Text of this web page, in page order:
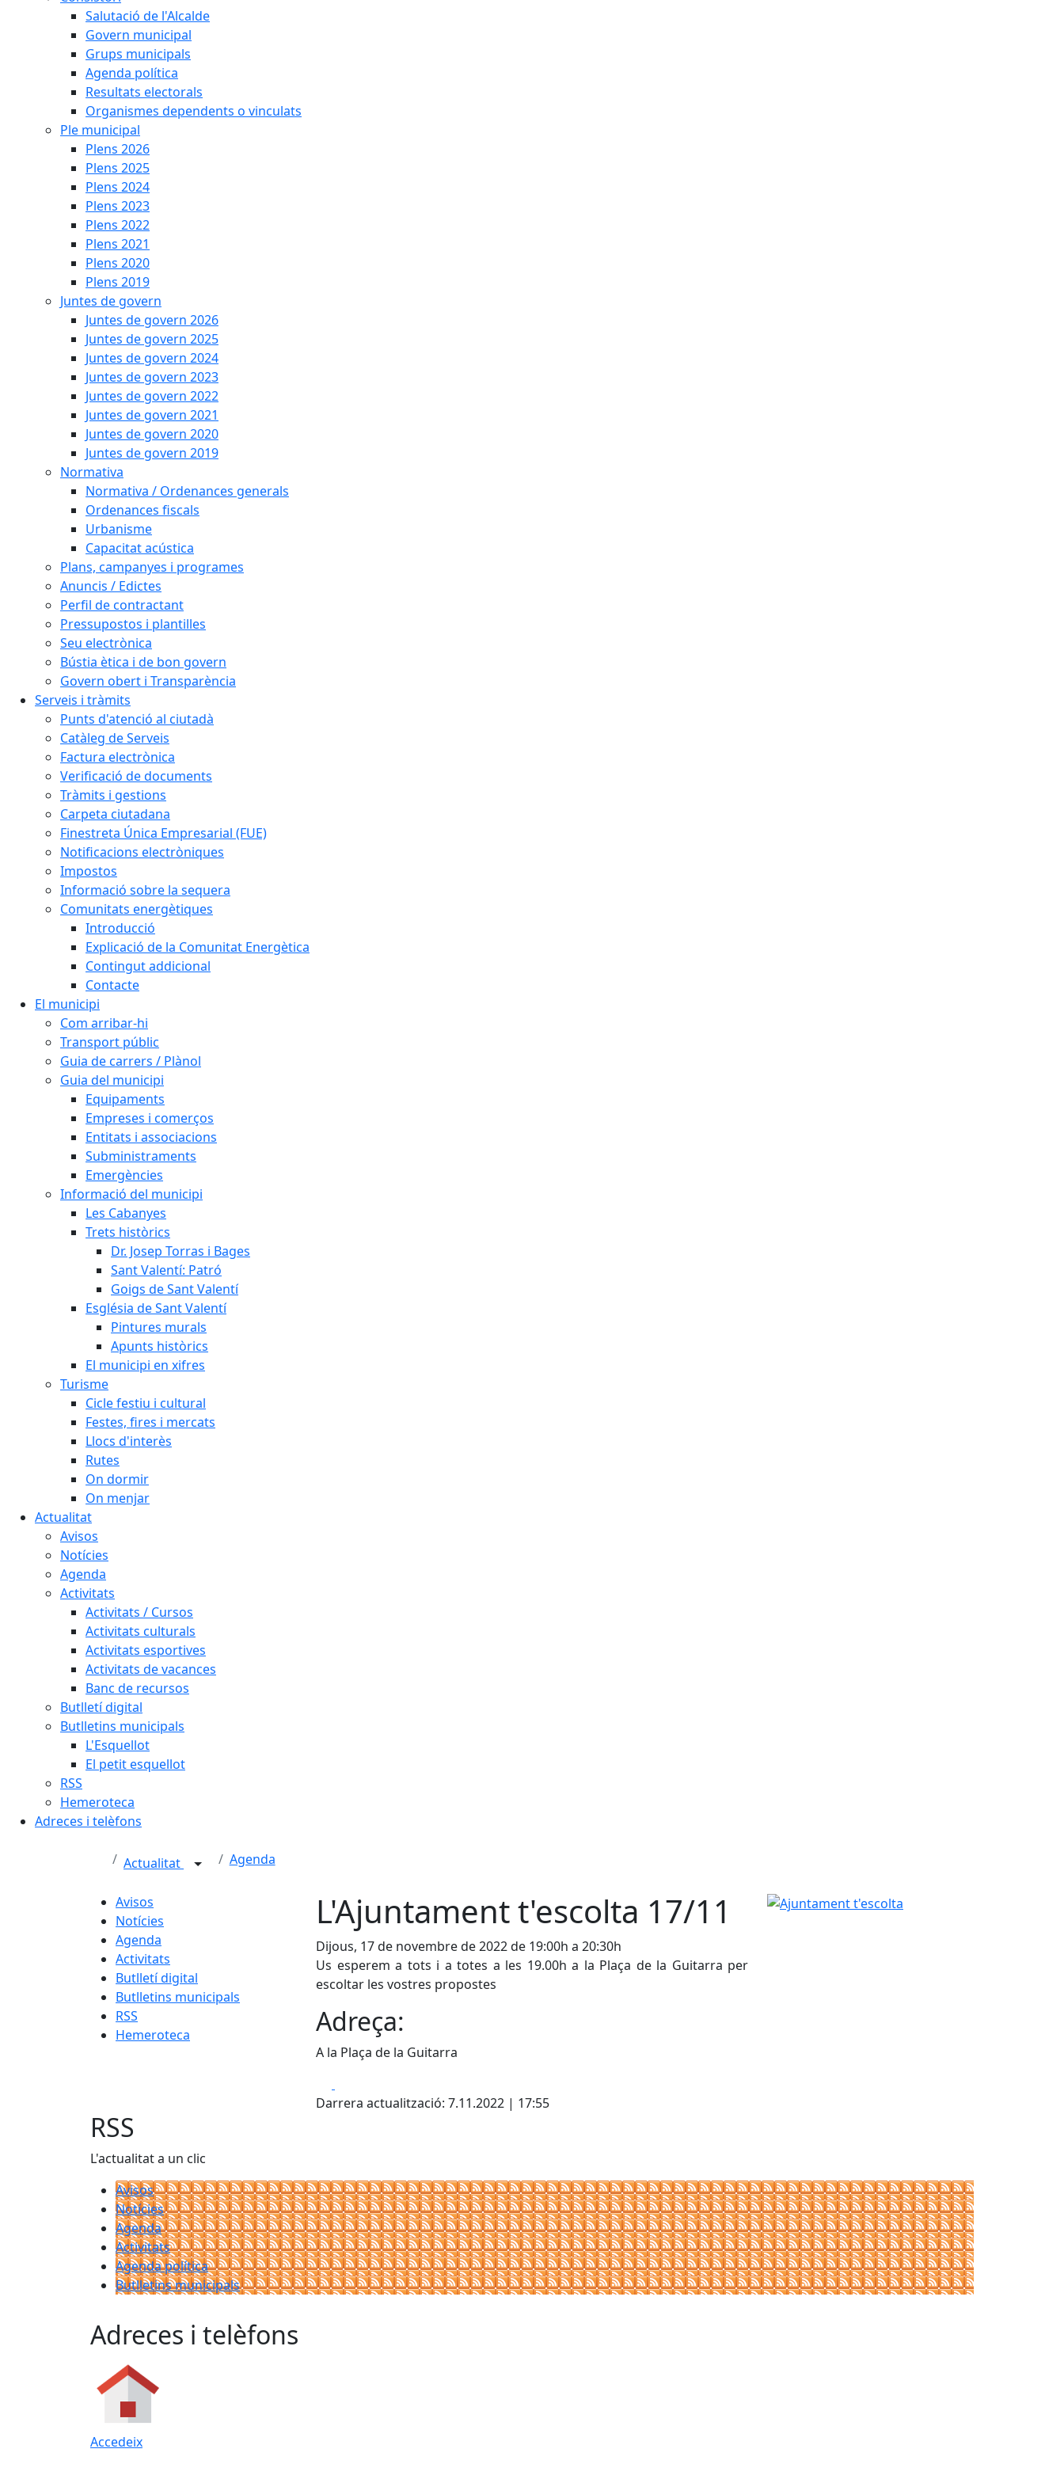
Salutació de l'Alcalde
Govern municipal
Grups municipals
Agenda política
Resultats electorals
Organismes dependents o vinculats
Ple municipal
Plens 2026
Plens 2025
Plens 2024
Plens 2023
Plens 2022
Plens 2021
Plens 2020
Plens 2019
Juntes de govern
Juntes de govern 2026
Juntes de govern 2025
Juntes de govern 2024
Juntes de govern 2023
Juntes de govern 2022
Juntes de govern 2021
Juntes de govern 2020
Juntes de govern 2019
Normativa
Normativa / Ordenances generals
Ordenances fiscals
Urbanisme
Capacitat acústica
Plans, campanyes i programes
Anuncis / Edictes
Perfil de contractant
Pressupostos i plantilles
Seu electrònica
Bústia ètica i de bon govern
Govern obert i Transparència
Serveis i tràmits
Punts d'atenció al ciutadà
Catàleg de Serveis
Factura electrònica
Verificació de documents
Tràmits i gestions
Carpeta ciutadana
Finestreta Única Empresarial (FUE)
Notificacions electròniques
Impostos
Informació sobre la sequera
Comunitats energètiques
Introducció
Explicació de la Comunitat Energètica
Contingut addicional
Contacte
El municipi
Com arribar-hi
Transport públic
Guia de carrers / Plànol
Guia del municipi
Equipaments
Empreses i comerços
Entitats i associacions
Subministraments
Emergències
Informació del municipi
Les Cabanyes
Trets històrics
Dr. Josep Torras i Bages
Sant Valentí: Patró
Goigs de Sant Valentí
Església de Sant Valentí
Pintures murals
Apunts històrics
El municipi en xifres
Turisme
Cicle festiu i cultural
Festes, fires i mercats
Llocs d'interès
Rutes
On dormir
On menjar
Actualitat
Avisos
Notícies
Agenda
Activitats
Activitats / Cursos
Activitats culturals
Activitats esportives
Activitats de vacances
Banc de recursos
Butlletí digital
Butlletins municipals
L'Esquellot
El petit esquellot
RSS
Hemeroteca
Adreces i telèfons
Actualitat Agenda
Avisos
Notícies
Agenda
Activitats
Butlletí digital
Butlletins municipals
RSS
Hemeroteca
L'Ajuntament t'escolta 17/11
Dijous, 17 de novembre de 2022 de 19:00h a 20:30h
Us esperem a tots i a totes a les 19.00h a la Plaça de la Guitarra per
escoltar les vostres propostes
Adreça:
A la Plaça de la Guitarra
Darrera actualització: 7.11.2022 | 17:55
Ajuntament t'escolta
RSS
L'actualitat a un clic
Avisos
Notícies
Agenda
Activitats
Agenda política
Butlletins municipals
Adreces i telèfons
Accedeix